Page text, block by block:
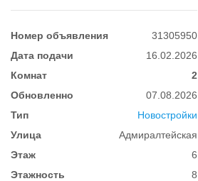
Номер объявления
31305950
Дата подачи
16.02.2026
Комнат
2
Обновленно
07.08.2026
Тип
Новостройки
Улица
Адмиралтейская
Этаж
6
Этажность
8